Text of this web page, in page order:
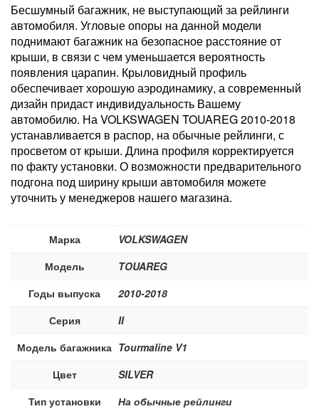
Бесшумный багажник, не выступающий за рейлинги
автомобиля. Угловые опоры на данной модели
поднимают багажник на безопасное расстояние от
крыши, в связи с чем уменьшается вероятность
появления царапин. Крыловидный профиль
обеспечивает хорошую аэродинамику, а современный
дизайн придаст индивидуальность Вашему
автомобилю. На VOLKSWAGEN TOUAREG 2010-2018
устанавливается в распор, на обычные рейлинги, с
просветом от крыши. Длина профиля корректируется
по факту установки. О возможности предварительного
подгона под ширину крыши автомобиля можете
уточнить у менеджеров нашего магазина.
Марка
VOLKSWAGEN
Модель
TOUAREG
Годы выпуска
2010-2018
Серия
II
Модель багажника Tourmaline V1
Цвет
SILVER
Тип установки
На обычные рейлинги